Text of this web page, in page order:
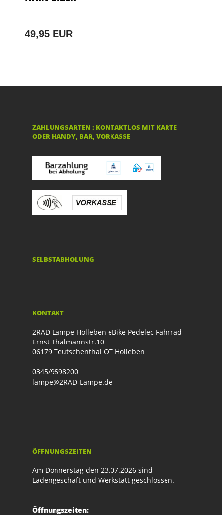
49,95 EUR
ZAHLUNGSARTEN : KONTAKTLOS MIT KARTE
ODER HANDY, BAR, VORKASSE
SELBSTABHOLUNG
KONTAKT
2RAD Lampe Holleben eBike Pedelec Fahrrad
Ernst Thälmannstr.10
06179 Teutschenthal OT Holleben
0345/9598200
lampe@2RAD-Lampe.de
ÖFFNUNGSZEITEN
Am Donnerstag den 23.07.2026 sind
Ladengeschäft und Werkstatt geschlossen.
Öffnungszeiten: